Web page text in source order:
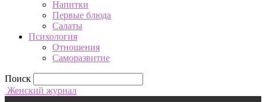
Напитки
Первые блюда
Салаты
Психология
Отношения
Саморазвитие
Поиск
Женский журнал